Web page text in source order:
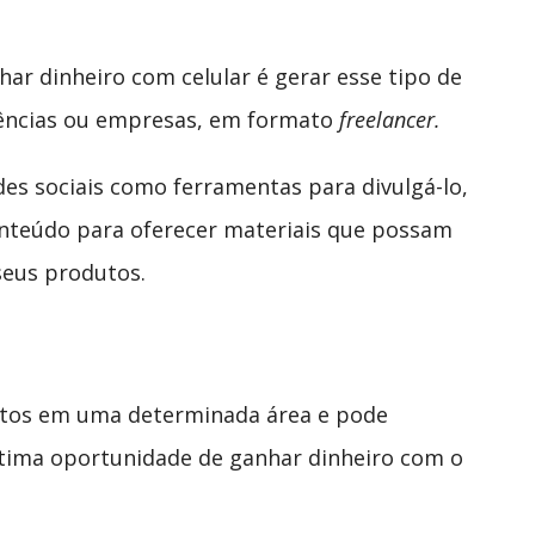
dinheiro com celular é gerar esse tipo de
ou empresas, em formato freelancer.
sociais como ferramentas para divulgá-lo,
para oferecer materiais que possam
produtos.
em uma determinada área e pode
oportunidade de ganhar dinheiro com o